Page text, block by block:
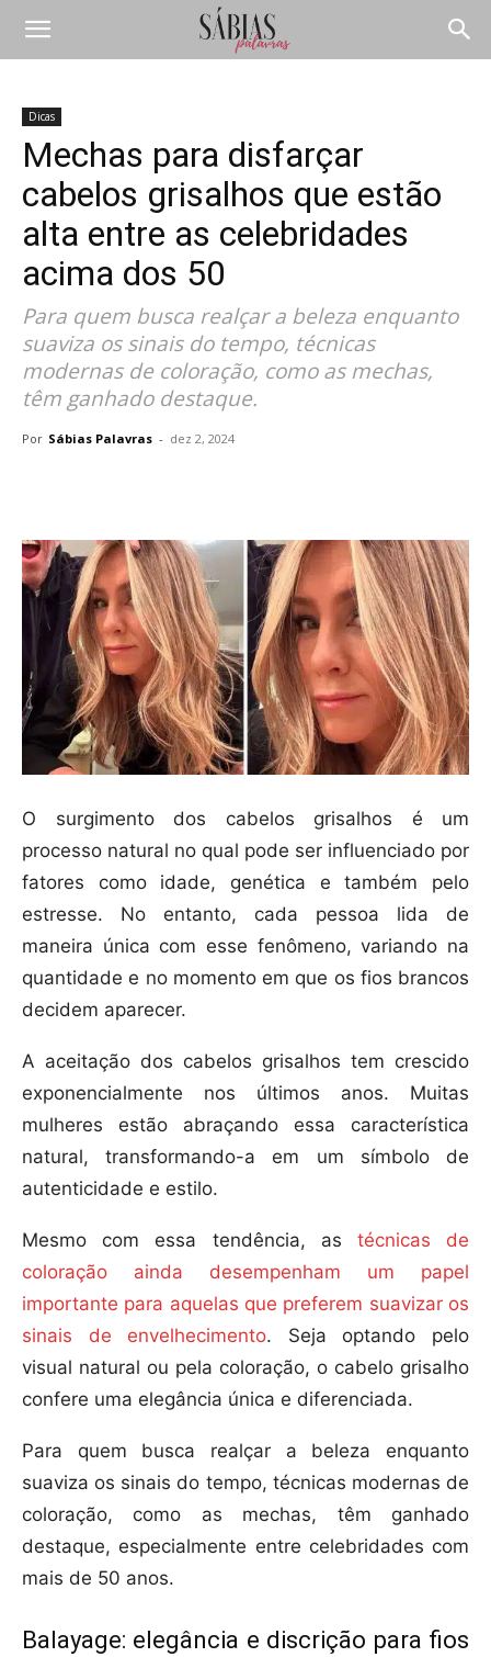
Dicas
Mechas para disfarçar
cabelos grisalhos que estão
alta entre as celebridades
acima dos 50
Para quem busca realçar a beleza enquanto
suaviza os sinais do tempo, técnicas
modernas de coloração, como as mechas,
têm ganhado destaque.
Por Sábias Palavras - dez 2, 2024
O surgimento dos cabelos grisalhos é um
processo natural no qual pode ser influenciado por
fatores como idade, genética e também pelo
estresse. No entanto, cada pessoa lida de
maneira única com esse fenômeno, variando na
quantidade e no momento em que os fios brancos
decidem aparecer.
A aceitação dos cabelos grisalhos tem crescido
exponencialmente nos últimos anos. Muitas
mulheres estão abraçando essa característica
natural, transformando-a em um símbolo de
autenticidade e estilo.
Mesmo com essa tendência, as técnicas de
coloração ainda desempenham um papel
importante para aquelas que preferem suavizar os
sinais de envelhecimento. Seja optando pelo
visual natural ou pela coloração, o cabelo grisalho
confere uma elegância única e diferenciada.
Para quem busca realçar a beleza enquanto
suaviza os sinais do tempo, técnicas modernas de
coloração, como as mechas, têm ganhado
destaque, especialmente entre celebridades com
mais de 50 anos.
Balayage: elegância e discrição para fios